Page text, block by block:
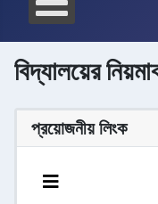
বিদ্যালয়ের
প্রয়োজনীয় লিংক